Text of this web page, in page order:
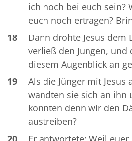
ich noch bei euch sein?
euch noch ertragen?
18
Dann drohte Jesus dem
verließ den Jungen, und
diesem Augenblick an
19
Als die Jünger mit Jesus
wandten sie sich an ihn
konnten denn wir den
austreiben?
20
Er antwortete: Weil